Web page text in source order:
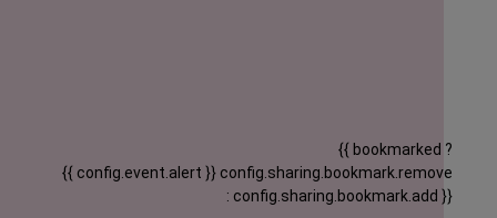
{{ config.event.alert }}
{{ bookmarked ?
config.sharing.bookmark.remove
: config.sharing.bookmark.add }}